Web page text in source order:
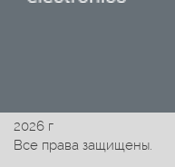
2026 г
Все права защищены.